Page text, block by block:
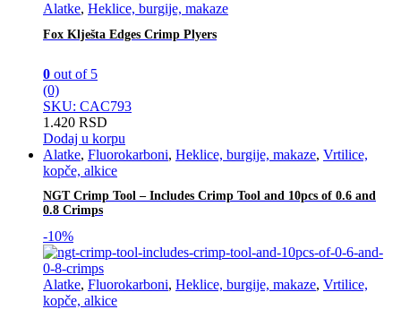
Alatke, Heklice, burgije, makaze
Fox Klješta Edges Crimp Plyers
0 out of 5
(0)
SKU: CAC793
1.420 RSD
Dodaj u korpu
Alatke, Fluorokarboni, Heklice, burgije, makaze, Vrtilice,
kopče, alkice
NGT Crimp Tool – Includes Crimp Tool and 10pcs of 0.6 and
0.8 Crimps
-10%
Alatke, Fluorokarboni, Heklice, burgije, makaze, Vrtilice,
kopče, alkice